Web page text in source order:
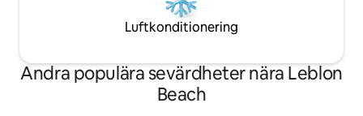
Luftkonditionering
Andra populära sevärdheter nära Leblon
Beach